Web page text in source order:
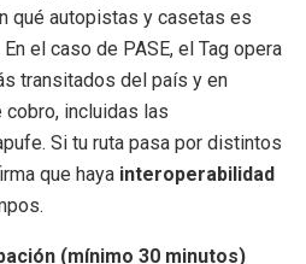
qué autopistas y casetas es
el caso de PASE, el Tag opera
transitados del país y en
incluidas las
Si tu ruta pasa por distintos
que haya interoperabilidad
(mínimo 30 minutos)